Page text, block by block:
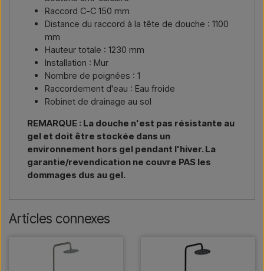
Raccord C-C 150 mm
Distance du raccord à la tête de douche : 1100
mm
Hauteur totale : 1230 mm
Installation : Mur
Nombre de poignées : 1
Raccordement d'eau : Eau froide
Robinet de drainage au sol
REMARQUE : La douche n'est pas résistante au
gel et doit être stockée dans un
environnement hors gel pendant l'hiver. La
garantie/revendication ne couvre PAS les
dommages dus au gel.
Articles connexes